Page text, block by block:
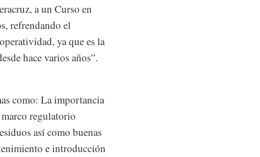
a un Curso en
refrendando el
ya que es la
hace varios años”.
como: La importancia
regulatorio
así como buenas
e introducción